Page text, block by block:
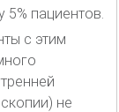
5% пациентов.
с этим
не